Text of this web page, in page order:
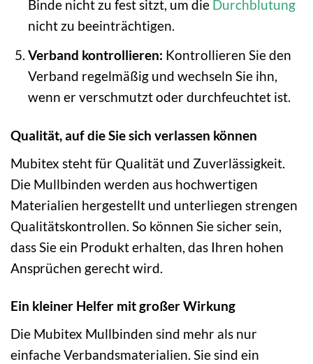
Binde nicht zu fest sitzt, um die Durchblutung
nicht zu beeinträchtigen.
Verband kontrollieren: Kontrollieren Sie den
Verband regelmäßig und wechseln Sie ihn,
wenn er verschmutzt oder durchfeuchtet ist.
Qualität, auf die Sie sich verlassen können
Mubitex steht für Qualität und Zuverlässigkeit.
Die Mullbinden werden aus hochwertigen
Materialien hergestellt und unterliegen strengen
Qualitätskontrollen. So können Sie sicher sein,
dass Sie ein Produkt erhalten, das Ihren hohen
Ansprüchen gerecht wird.
Ein kleiner Helfer mit großer Wirkung
Die Mubitex Mullbinden sind mehr als nur
einfache Verbandsmaterialien. Sie sind ein